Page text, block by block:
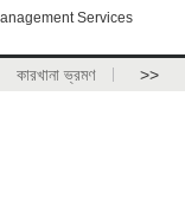
Services
কারখানা ভ্রমণ >>